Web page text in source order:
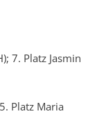
7. Platz Jasmin
Platz Maria